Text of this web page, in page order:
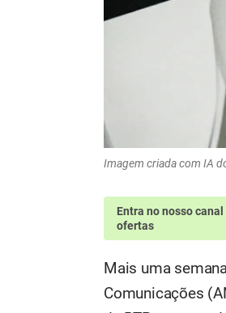
Imagem criada com IA
Entra no nosso
ofertas
Mais uma
Comunicações